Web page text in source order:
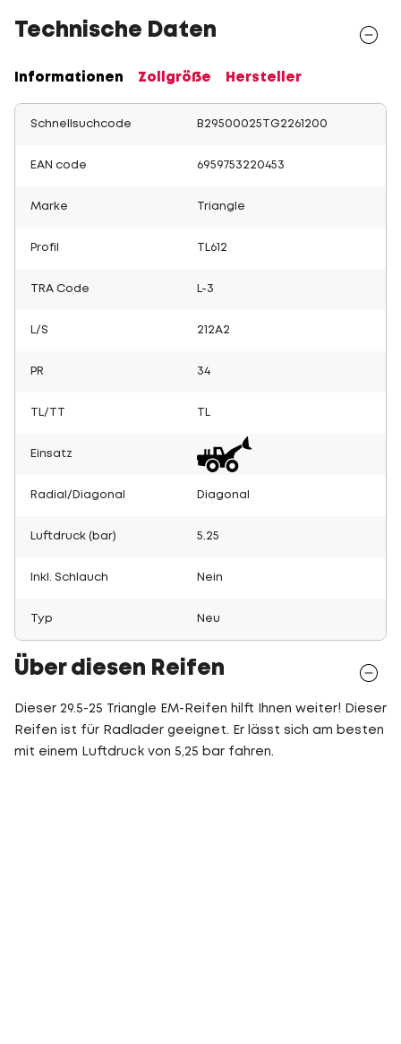
Technische Daten
Informationen Zollgröße Hersteller
Schnellsuchcode B29500025TG2261200
EAN code 6959753220453
Marke Triangle
Profil TL612
TRA Code L-3
L/S 212A2
PR 34
TL/TT
Einsatz
Radial/Diagonal Diagonal
Luftdruck (bar) 5.25
Inkl. Schlauch Nein
Typ Neu
Über diesen Reifen
Dieser 29.5-25 Triangle EM-Reifen hilft Ihnen weiter! Dieser
Reifen ist für Radlader geeignet. Er lässt sich am besten
mit einem Luftdruck von 5,25 bar fahren.